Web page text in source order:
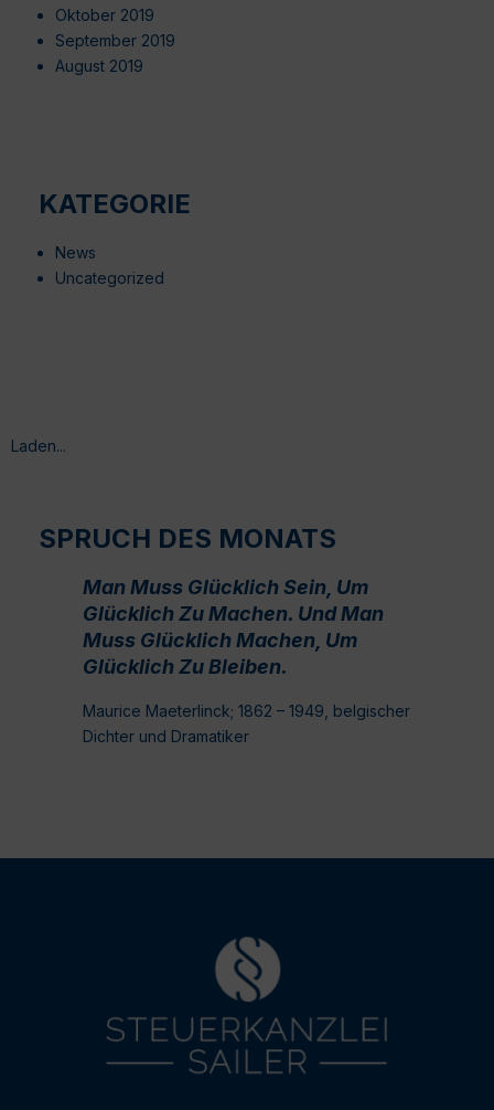
Oktober 2019
September 2019
August 2019
KATEGORIE
News
Uncategorized
Laden...
SPRUCH DES MONATS
Man Muss Glücklich Sein, Um
Glücklich Zu Machen. Und Man
Muss Glücklich Machen, Um
Glücklich Zu Bleiben.
Maurice Maeterlinck; 1862 – 1949, belgischer
Dichter und Dramatiker